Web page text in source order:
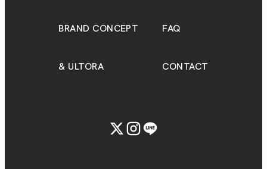
BRAND CONCEPT FAQ
& ULTORA CONTACT